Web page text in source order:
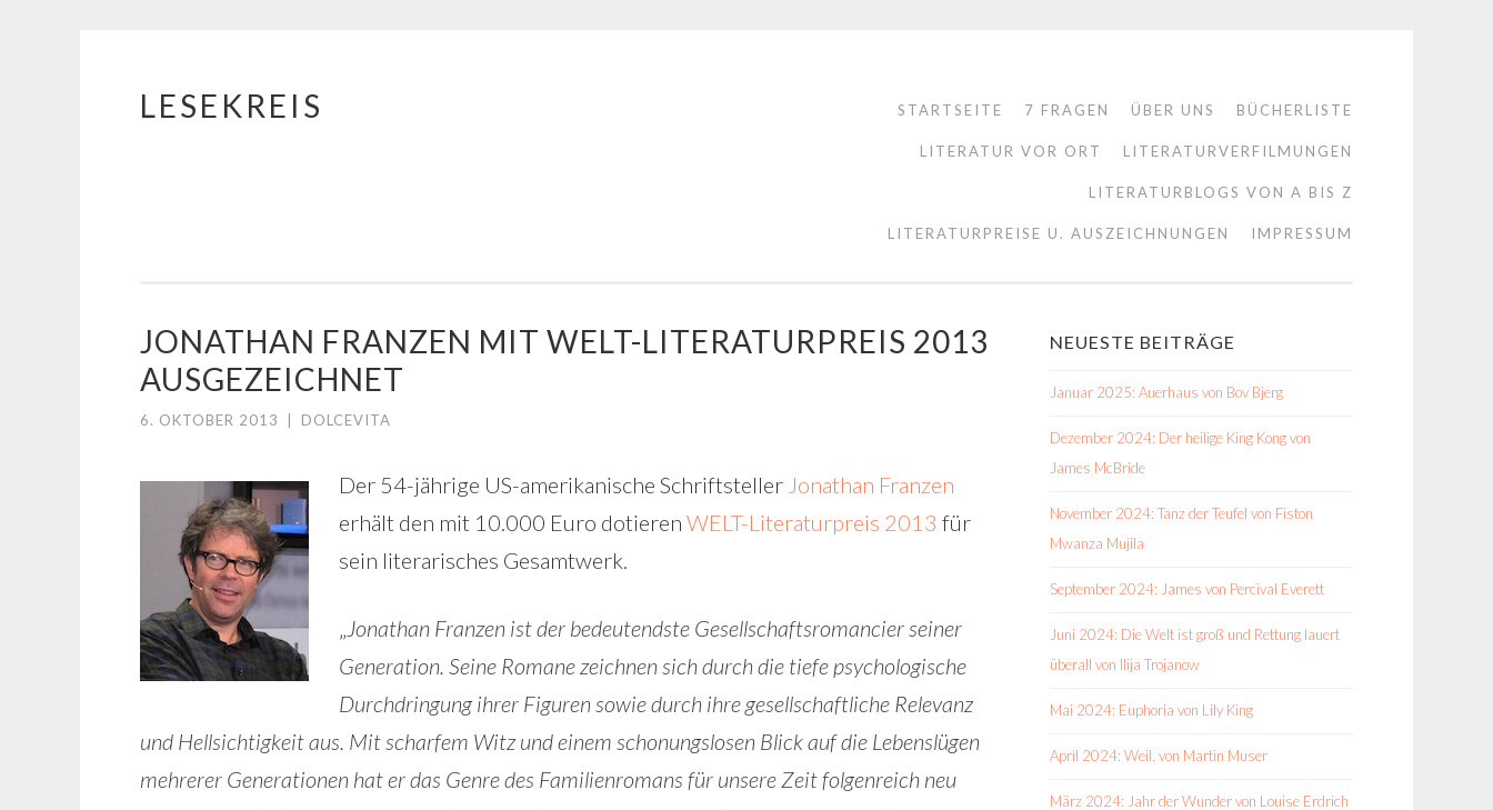
Springe
LESEKREIS STARTSEITE 7 FRAGEN ÜBER UNS BÜCHERLISTE
LITERATUR VOR ORT LITERATURVERFILMUNGEN
LITERATURBLOGS VON A BIS Z
LITERATURPREISE U. AUSZEICHNUNGEN IMPRESSUM
JONATHAN FRANZEN MIT WELT-LITERATURPREIS 2013
AUSGEZEICHNET
6. OKTOBER 2013 DOLCEVITA
Der 54-jährige US-amerikanische Schriftsteller Jonathan Franzen
erhält den mit 10.000 Euro dotieren WELT-Literaturpreis 2013 für
sein literarisches Gesamtwerk.
„Jonathan Franzen ist der bedeutendste Gesellschaftsromancier seiner
Generation. Seine Romane zeichnen sich durch die tiefe psychologische
Durchdringung ihrer Figuren sowie durch ihre gesellschaftliche Relevanz
und Hellsichtigkeit aus. Mit scharfem Witz und einem schonungslosen Blick auf die Lebenslügen
mehrerer Generationen hat er das Genre des Familienromans für unsere Zeit folgenreich neu
NEUESTE BEITRÄGE
Januar 2025: Auerhaus von Bov Bjerg
Dezember 2024: Der heilige King Kong von
James McBride
November 2024: Tanz der Teufel von Fiston
Mwanza Mujila
September 2024: James von Percival Everett
Juni 2024: Die Welt ist groß und Rettung lauert
überall von Ilija Trojanow
Mai 2024: Euphoria von Lily King
April 2024: Weil. von Martin Muser
März 2024: Jahr der Wunder von Louise Erdrich